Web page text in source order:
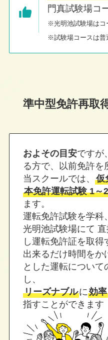
門真試験場コ
※光明池試験場はコ
※試験場コースは普
準中型免許再取
およその目安ですが
る方で、以前免許を
当スクールでは、 仮
本免許運転試験 1～
ます。
運転免許試験を学科
光明池試験場にて
し運転免許証を取得
出来るだけ時間をか
とした運転につい
し、
リーズナブルに効率
指すことができます